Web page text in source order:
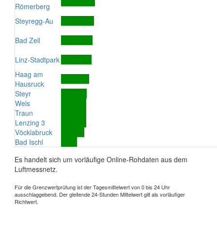
Römerberg
Steyregg-Au
Bad Zell
Linz-Stadtpark
Haag am
Hausruck
Steyr
Wels
Traun
Lenzing 3
Vöcklabruck
Bad Ischl
Es handelt sich um vorläufige Online-Rohdaten aus dem
Luftmessnetz.
Für die Grenzwertprüfung ist der Tagesmittelwert von 0 bis 24 Uhr
ausschlaggebend. Der gleitende 24-Stunden Mittelwert gilt als vorläufiger
Richtwert.